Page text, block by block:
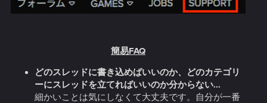
簡易FAQ
どのスレッドに書き込めばいいのか、どのカテゴリ
ーにスレッドを立てればいいのか分からない...
細かいことは気にしなくて大丈夫です。自分が一番